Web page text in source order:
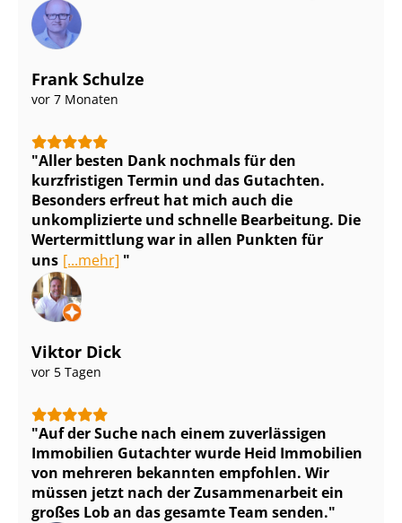
Frank Schulze
vor 7 Monaten
Aller besten Dank nochmals für den
kurzfristigen Termin und das Gutachten.
Besonders erfreut hat mich auch die
unkomplizierte und schnelle Bearbeitung. Die
Wertermittlung war in allen Punkten für
uns [...mehr]
Viktor Dick
vor 5 Tagen
Auf der Suche nach einem zuverlässigen
Immobilien Gutachter wurde Heid Immobilien
von mehreren bekannten empfohlen. Wir
müssen jetzt nach der Zusammenarbeit ein
großes Lob an das gesamte Team senden.